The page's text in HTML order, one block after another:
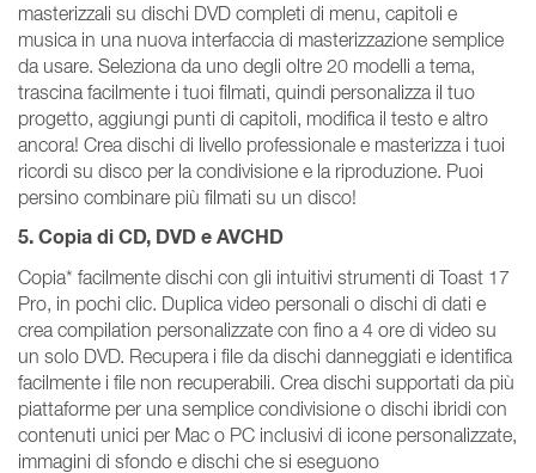
masterizzali su dischi DVD completi di menu, capitoli e
musica in una nuova interfaccia di masterizzazione semplice
da usare. Seleziona da uno degli oltre 20 modelli a tema,
trascina facilmente i tuoi filmati, quindi personalizza il tuo
progetto, aggiungi punti di capitoli, modifica il testo e altro
ancora! Crea dischi di livello professionale e masterizza i tuoi
ricordi su disco per la condivisione e la riproduzione. Puoi
persino combinare più filmati su un disco!
5. Copia di CD, DVD e AVCHD
Copia* facilmente dischi con gli intuitivi strumenti di Toast 17
Pro, in pochi clic. Duplica video personali o dischi di dati e
crea compilation personalizzate con fino a 4 ore di video su
un solo DVD. Recupera i file da dischi danneggiati e identifica
facilmente i file non recuperabili. Crea dischi supportati da più
piattaforme per una semplice condivisione o dischi ibridi con
contenuti unici per Mac o PC inclusivi di icone personalizzate,
immagini di sfondo e dischi che si eseguono